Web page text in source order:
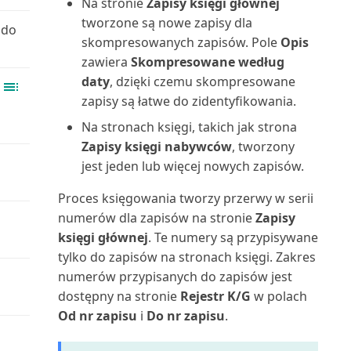
Opóźnione płatności
(Należności)
Plan kont zrównoważonego
rozwoju i księga
Planowanie zadań korygowania
i uzgadniania kosz...
Business Central
Porównanie z budżetem
Praca z okresami
obrachunkowymi i latami
obrach...
Używanie danych do tworzenia
aplikacji | Micros...
Używanie map online do
znajdowania lokalizacji ...
Używanie OCR do
przekształcania PDF w e-faktury
importowania danych
Używanie przepływów Power
Automate w Business C...
Używanie przepływów pracy
zatwierdzania
Skrócona klawiaturowa
instrukcja obsługi: tylk...
Skróty klawiaturowe
Sortowanie, wyszukiwanie i
filtrowanie danych n...
Tworzenie użytkowników
zgodnie z licencjami
Tworzenie zakładki do strony
lub raportu w cent...
Lista środków trwałych (raport)
Miejsce użycia (najwyższy
poziom) (raport)
Montaż na zamówienie:
Sprzedaż: informacje (r...
Nabywca: Lista 10
Nabywca: podsumowanie
zamówień (raport)
Nabywca: Saldo do dnia (raport)
Nabywca: szczegóły zamówienia
(raport)
tworzone są nowe zapisy dla
skompresowanych zapisów. Pole Opis
zawiera Skompresowane według
daty, dzięki czemu skompresowane
zapisy są łatwe do zidentyfikowania.
Na stronach księgi, takich jak strona
Zapisy księgi nabywców, tworzony
jest jeden lub więcej nowych zapisów.
Proces księgowania tworzy przerwy w serii
numerów dla zapisów na stronieZapisy
księgi głównej. Te numery są przypisywane
tylko do zapisów na stronach księgi. Zakres
numerów przypisanych do zapisów jest
dostępny na stronie Rejestr K/G w polach
Od nr zapisu i Do nr zapisu.